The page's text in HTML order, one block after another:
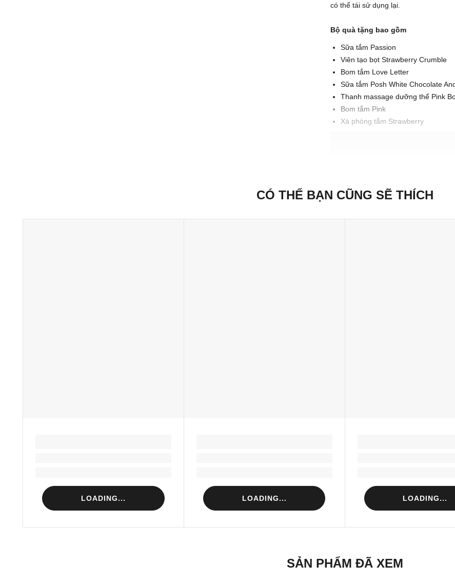
có thể tái sử dụng lại.
Bộ quà tặng bao gồm
Sữa tắm Passion
Viên tạo bọt Strawberry Crumble
Bom tắm Love Letter
Sữa tắm Posh White Chocolate
Thanh massage dưỡng thể Pink
Bom tắm Pink
Xà phòng tắm Strawberry
Sữa tắm: Thả mình tận hưởng dưới
Xà phòng tắm: Tạo bọt dưới vòi
trong sản phẩm.
CÓ THỂ BẠN CŨNG SẼ THÍCH
LOADING... LOADING... LOADING...
SẢN PHẨM ĐÃ XEM